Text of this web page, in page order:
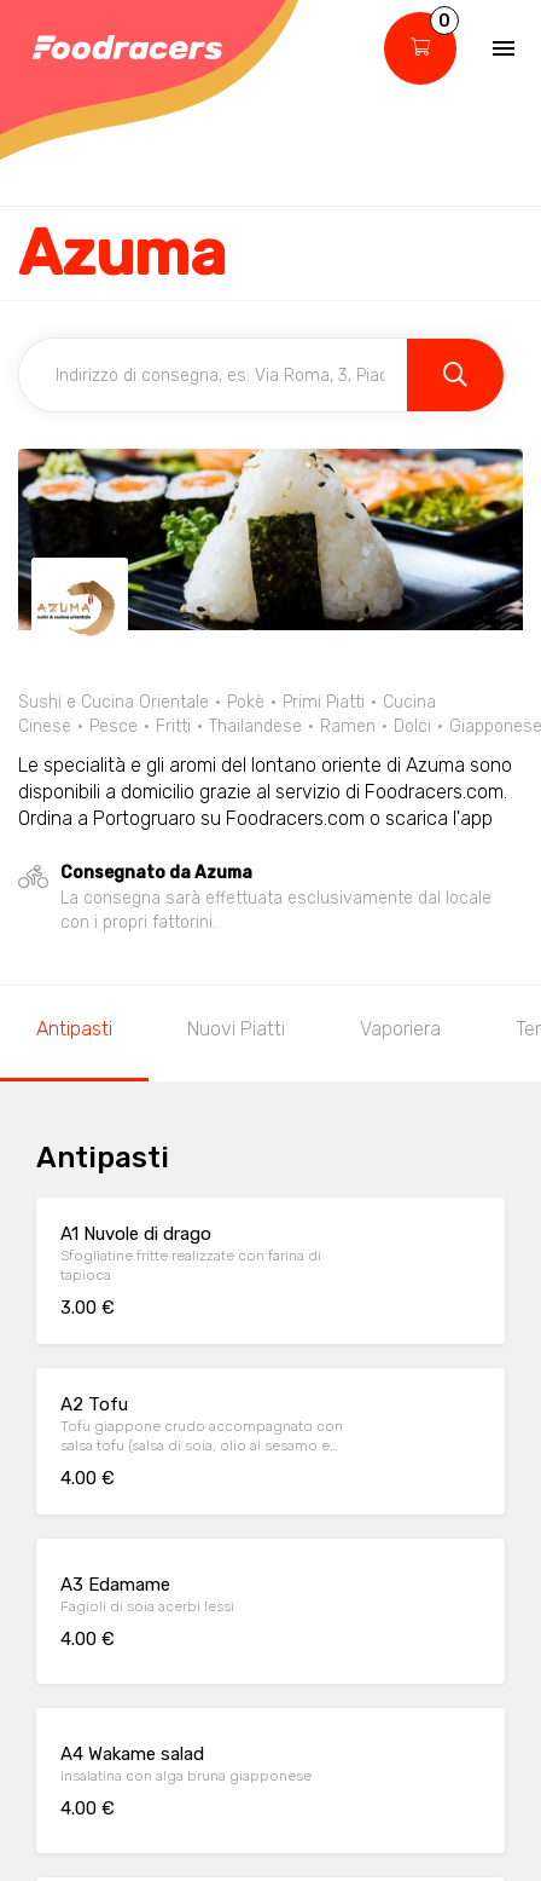
0
Azuma
Sushi e Cucina Orientale Pokè Primi Piatti
Cucina
Cinese
Pesce Fritti Thailandese Ramen Dolci Giapponese
Le specialità e gli aromi del lontano oriente di Azuma sono
disponibili a domicilio grazie al servizio di Foodracers.com.
Ordina a Portogruaro su Foodracers.com o scarica l'app
Consegnato da Azuma
La consegna sarà effettuata esclusivamente dal locale
con i propri fattorini.
Antipasti Nuovi Piatti Vaporiera
Antipasti
A1 Nuvole di drago
Sfogliatine fritte realizzate con farina di
tapioca
3.00 €
A2 Tofu
Tofu giappone crudo accompagnato con
salsa tofu (salsa di soia, olio al sesamo e
4.00 €
A3 Edamame
Fagioli di soia acerbi lessi
4.00 €
A4 Wakame salad
Insalatina con alga bruna giapponese
4.00 €